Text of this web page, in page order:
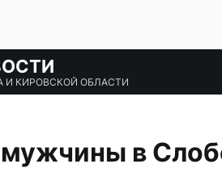
И КИРОВСКОЙ ОБЛАСТИ
мужчины в